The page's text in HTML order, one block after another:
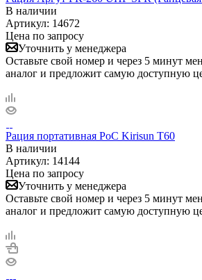
В наличии
Артикул: 14672
Цена по запросу
Уточнить у менеджера
Оставьте свой номер и через 5 минут
аналог и предложит самую доступную
Рация портативная PoC Kirisun T60
В наличии
Артикул: 14144
Цена по запросу
Уточнить у менеджера
Оставьте свой номер и через 5 минут
аналог и предложит самую доступную